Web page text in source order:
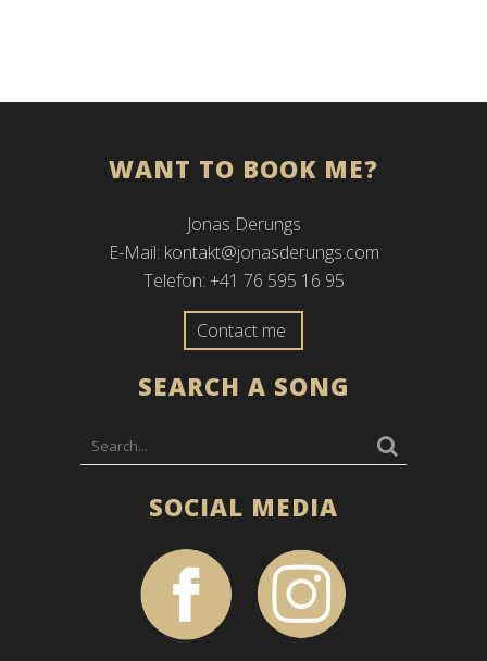
WANT TO BOOK ME?
Jonas Derungs
E-Mail: kontakt@jonasderungs.com
Telefon: +41 76 595 16 95
Contact me
SEARCH A SONG
SOCIAL MEDIA